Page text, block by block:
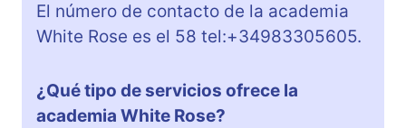
El número de contacto de la academia
White Rose es el 58 tel:+34983305605.
¿Qué tipo de servicios ofrece la
academia White Rose?